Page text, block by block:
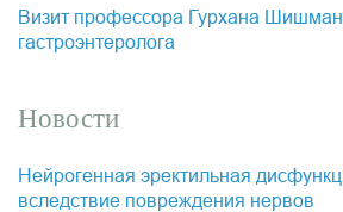
Визит профессора Гурхана
гастроэнтеролога
Новости
Нейрогенная эректильная
вследствие повреждения нервов